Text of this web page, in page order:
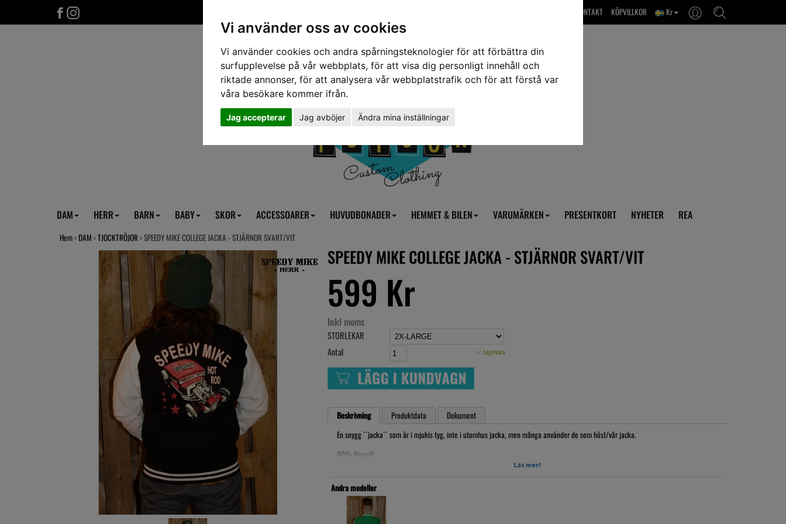
Vi använder oss av cookies
Vi använder cookies och andra spårningsteknologier för att förbättra din
surfupplevelse på vår webbplats, för att visa dig personligt innehåll och
riktade annonser, för att analysera vår webbplatstrafik och för att förstå var
våra besökare kommer ifrån.
Jag accepterar Jag avböjer Ändra mina inställningar
Kr
KÖPVILLKOR
OM OSS & KONTAKT
DAM HERR BARN BABY SKOR ACCESSOARER HUVUDBONADER HEMMET & BILEN VARUMÄRKEN PRESENTKORT NYHETER REA
Hem › DAM ›TJOCKTRÖJOR › SPEEDY MIKE COLLEGE JACKA - STJÄRNOR SVART/VIT
SPEEDY MIKE COLLEGE JACKA - STJÄRNOR SVART/VIT
599 Kr
Inkl moms
STORLEKAR
Antal
✓ Lagervara
Beskrivning Produktdata
Dokument
En snygg ´´jacka´´ som är i mjukis tyg, inte i utomhus jacka, men många använder de som höst/vår jacka.
80% Bomull
30grader tvätt, vi rekomenderar att man tvättar dennan separat, ihopknäppt, ut och in.
SMALL
Bredd: 47 cm
Läs mer!
Andra modeller